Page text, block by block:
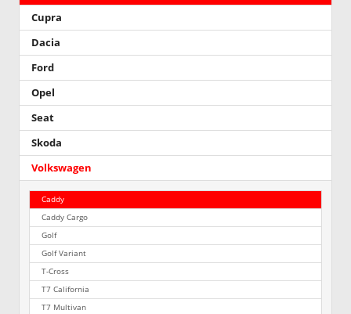
Cupra
Dacia
Ford
Opel
Seat
Skoda
Volkswagen
Caddy
Caddy Cargo
Golf
Golf Variant
T-Cross
T7 California
T7 Multivan